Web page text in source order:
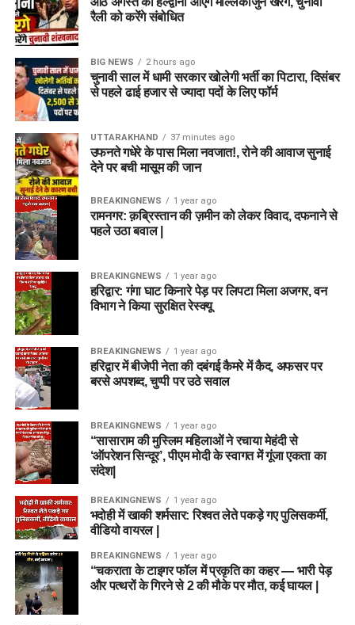
रैली को करेंगे संबोधित
BIG NEWS 2 hours ago
चुनावी साल में धामी सरकार खोलेगी भर्ती का पिटारा, दिसंबर
से पहले ढाई हजार से ज्यादा पदों के लिए फॉर्म
UTTARAKHAND 37 minutes ago
उफनते गधेरे के पास मिला नवजात!, रोने की आवाज सुनाई
देने पर बची मासूम की जान
BREAKINGNEWS 1 year ago
रामनगर: क़ब्रिस्तान की ज़मीन को लेकर विवाद, दफनाने से
पहले उठा बवाल |
BREAKINGNEWS 1 year ago
हरिद्वार: गंगा घाट किनारे पेड़ पर लिपटा मिला अजगर, वन
विभाग ने किया सुरक्षित रेस्क्यू
BREAKINGNEWS 1 year ago
हरिद्वार में बीजेपी नेता की दबंगई कैमरे में कैद, अफसर पर
बरसे अपशब्द, चुप्पी पर उठे सवाल
BREAKINGNEWS 1 year ago
“सासाराम की मुस्लिम महिलाओं ने रचाया मेहंदी से
‘ऑपरेशन सिन्दूर’, पीएम मोदी के स्वागत में गूंजा एकता का
संदेश|
BREAKINGNEWS 1 year ago
भदोही में खाकी शर्मसार: रिश्वत लेते पकड़े गए पुलिसकर्मी,
वीडियो वायरल |
BREAKINGNEWS 1 year ago
“चकराता के टाइगर फॉल में प्रकृति का कहर — भारी पेड़
और पत्थरों के गिरने से 2 की मौके पर मौत, कई घायल |